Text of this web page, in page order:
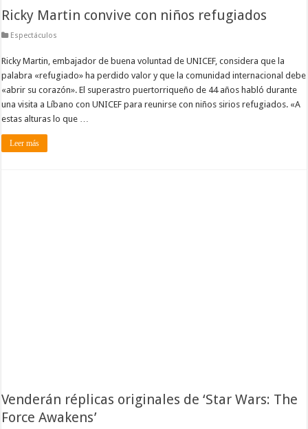
Ricky Martin convive con niños refugiados
Espectáculos
Ricky Martin, embajador de buena voluntad de UNICEF, considera que la
palabra «refugiado» ha perdido valor y que la comunidad internacional debe
«abrir su corazón». El superastro puertorriqueño de 44 años habló durante
una visita a Líbano con UNICEF para reunirse con niños sirios refugiados. «A
estas alturas lo que …
Leer más
Venderán réplicas originales de ‘Star Wars: The
Force Awakens’